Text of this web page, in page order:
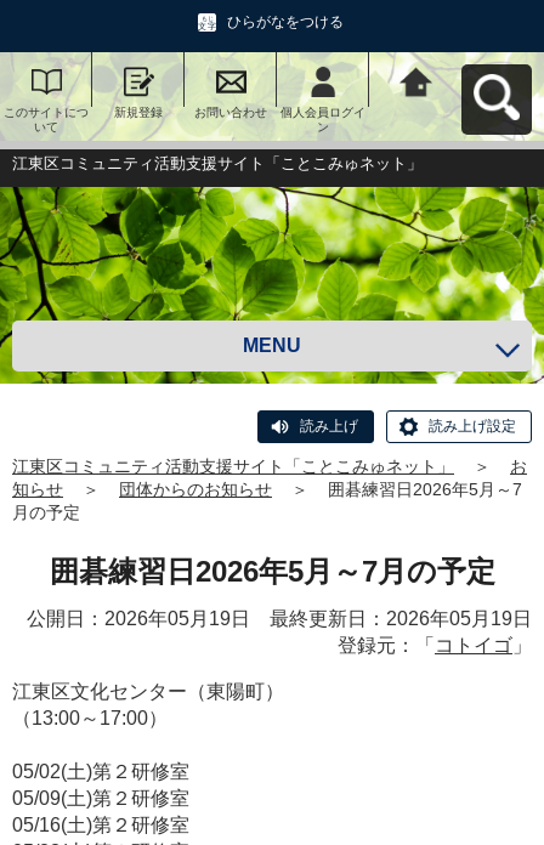
ひらがなをつける
このサイトにつ
いて
新規登録 お問い合わせ
個人会員ログイ
ン
江東区コミュニ
ティ活動支援サ
イト「ことこみ
ゅネット」へ戻
る
江東区コミュニティ活動支援サイト「ことこみゅネット」
MENU
読み上げ 読み上げ設定
江東区コミュニティ活動支援サイト「ことこみゅネット」 ＞
お
知らせ
＞ 団体からのお知らせ ＞
囲碁練習日2026年5月～7
月の予定
囲碁練習日2026年5月～7月の予定
公開日：2026年05月19日 最終更新日：2026年05月19日
登録元：「 コトイゴ 」
江東区文化センター（東陽町）
（13:00～17:00）
05/02(土)第２研修室
05/09(土)第２研修室
05/16(土)第２研修室